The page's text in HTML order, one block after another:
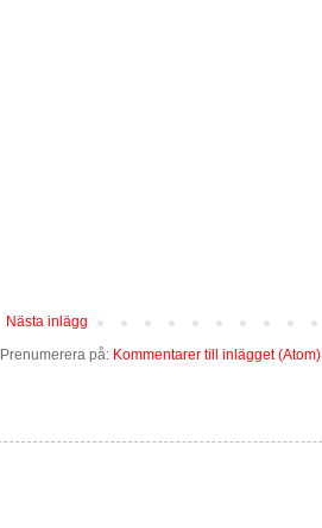
Nästa inlägg
Prenumerera på: Kommentarer till inlägget (Atom)